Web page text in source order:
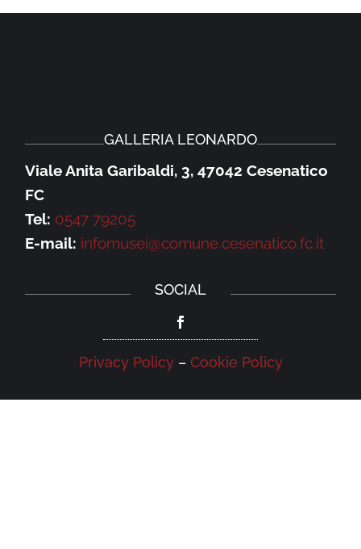
GALLERIA LEONARDO
Viale Anita Garibaldi, 3, 47042 Cesenatico
FC
Tel: 0547 79205
E-mail: infomusei@comune.cesenatico.fc.it
SOCIAL
Privacy Policy– Cookie Policy